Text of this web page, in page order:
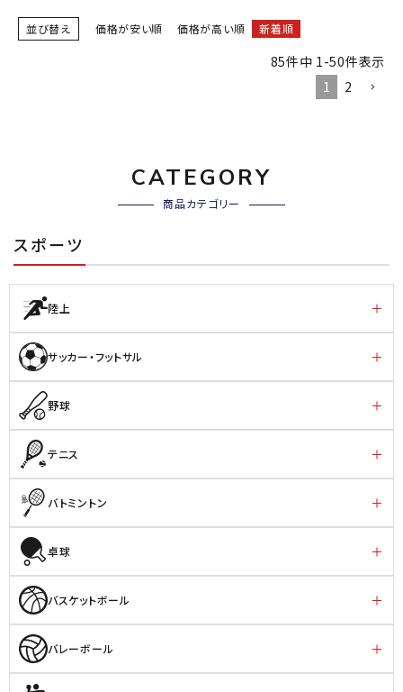
並び替え 価格が安い順 価格が高い順 新着順
85件中 1 -50件表示
1
2
CATEGORY
商品カテゴリー
スポーツ
陸上
サッカー・フットサル
野球
テニス
バトミントン
卓球
バスケットボール
バレーボール